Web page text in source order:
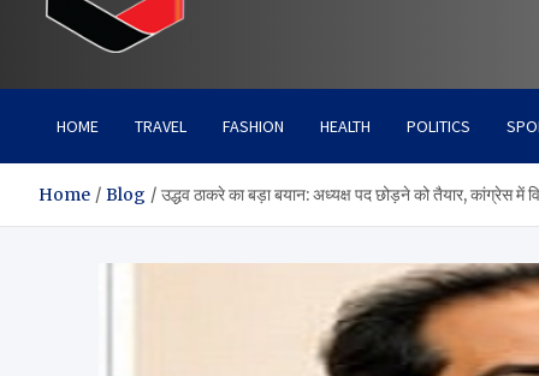
HOME TRAVEL FASHION HEALTH POLITICS
Home Blog उद्धव ठाकरे का बड़ा बयान: अध्यक्ष पद छोड़ने को तैयार, कांग्रेस में